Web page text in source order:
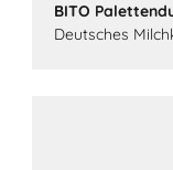
BITO
Deutsches